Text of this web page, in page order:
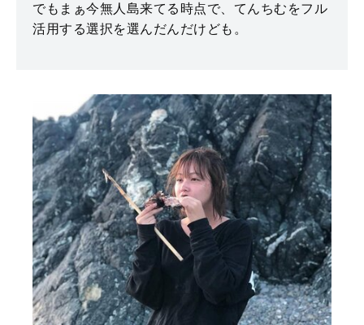
でもまぁ今無人島来てる時点で、てんちむをフル
活用する選択を選んだんだけども。